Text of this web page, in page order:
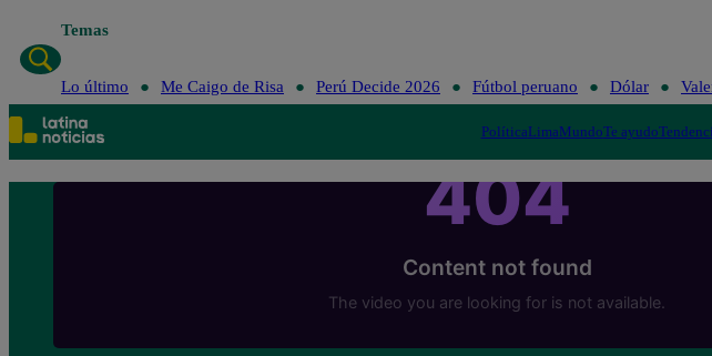
Temas
Lo último Me Caigo de Risa Perú Decide 2026 Fútbol peruano Dólar
PolíticaLimaMundoTe ayudo